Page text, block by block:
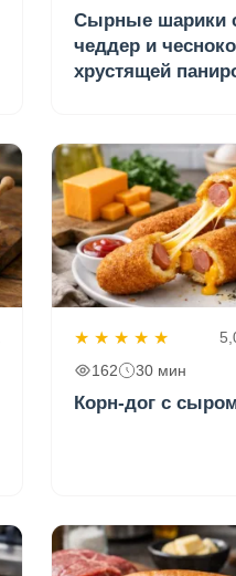
Сырные шарики
чеддер и
хрустящей
★ ★ ★ ★ ★
162
30 мин
Корн-дог с